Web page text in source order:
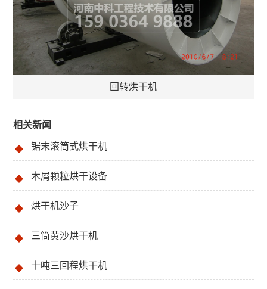
回转烘干机
相关新闻
锯末滚筒式烘干机
木屑颗粒烘干设备
烘干机沙子
三筒黄沙烘干机
十吨三回程烘干机